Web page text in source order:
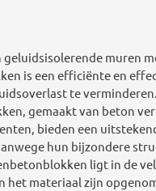
geluidsisolerende muren
is een efficiënte en
te verminderen.
gemaakt van beton
bieden een
hun bijzondere
ligt in de
het materiaal zijn